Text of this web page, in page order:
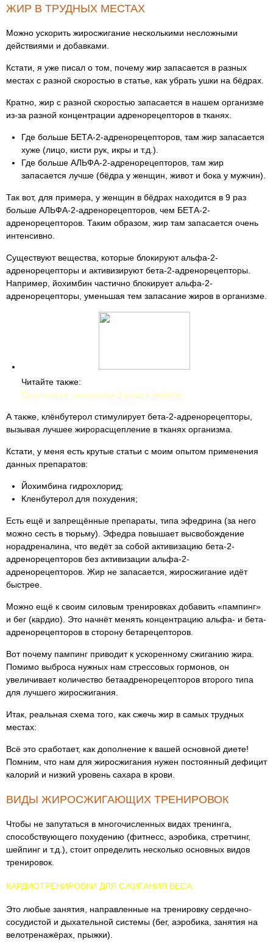
ЖИР В ТРУДНЫХ МЕСТАХ
Можно ускорить жиросжигание несколькими несложными
действиями и добавками.
Кстати, я уже писал о том, почему жир запасается в разных
местах с разной скоростью в статье, как убрать ушки на бёдрах.
Кратно, жир с разной скоростью запасается в нашем организме
из-за разной концентрации адренорецепторов в тканях.
Где больше БЕТА-2-адренорецепторов, там жир запасается
хуже (лицо, кисти рук, икры и т.д.).
Где больше АЛЬФА-2-адренорецепторов, там жир
запасается лучше (бёдра у женщин, живот и бока у мужчин).
Так вот, для примера, у женщин в бёдрах находится в 9 раз
больше АЛЬФА-2-адренорецепторов, чем БЕТА-2-
адренорецепторов. Таким образом, жир там запасается очень
интенсивно.
Существуют вещества, которые блокируют альфа-2-
адренорецепторы и активизируют бета-2-адренорецепторы.
Например, йохимбин частично блокирует альфа-2-
адренорецепторы, уменьшая тем запасание жиров в организме.
Читайте также:
Программа тренировок 2 раза в неделю
А также, клёнбутерол стимулирует бета-2-адренорецепторы,
вызывая лучшее жирорасщепление в тканях организма.
Кстати, у меня есть крутые статьи с моим опытом применения
данных препаратов:
Йохимбина гидрохлорид;
Кленбутерол для похудения;
Есть ещё и запрещённые препараты, типа эфедрина (за него
можно сесть в тюрьму). Эфедра повышает высвобождение
норадреналина, что ведёт за собой активизацию бета-2-
адренорецепторов без активизации альфа-2-
адренорецепторов. Жир не запасается, жиросжигание идёт
быстрее.
Можно ещё к своим силовым тренировках добавить «пампинг»
и бег (кардио). Это начнёт менять концентрацию альфа- и бета-
адренорецепторов в сторону бетарецепторов.
Вот почему пампинг приводит к ускоренному сжиганию жира.
Помимо выброса нужных нам стрессовых гормонов, он
увеличивает количество бетаадренорецепторов второго типа
для лучшего жиросжигания.
Итак, реальная схема того, как сжечь жир в самых трудных
местах:
Всё это сработает, как дополнение к вашей основной диете!
Помним, что нам для жиросжигания нужен постоянный дефицит
калорий и низкий уровень сахара в крови.
ВИДЫ ЖИРОСЖИГАЮЩИХ ТРЕНИРОВОК
Чтобы не запутаться в многочисленных видах тренинга,
способствующего похудению (фитнесс, аэробика, стретчинг,
шейпинг и т.д.), стоит определить несколько основных видов
тренировок.
КАРДИОТРЕНИРОВКИ ДЛЯ СЖИГАНИЯ ВЕСА
Это любые занятия, направленные на тренировку сердечно-
сосудистой и дыхательной системы (бег, аэробика, занятия на
велотренажёрах, прыжки).